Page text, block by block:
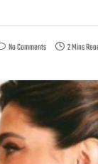
No Comments 2 Mins